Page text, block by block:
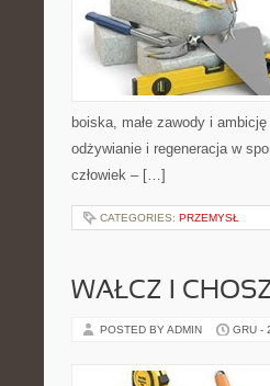
boiska, małe zawody i
odżywianie i regeneracja w
człowiek – […]
CATEGORIES: PRZEMYSŁ
WAŁCZ I
POSTED BY ADMIN GRU -